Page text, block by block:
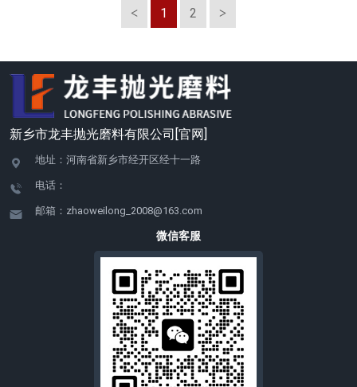
1 2
新乡市龙丰抛光磨料有限公司[官网]
地址：河南省新乡市经开区经十一路
电话：
邮箱：zhaoweilong_2008@163.com
微信客服